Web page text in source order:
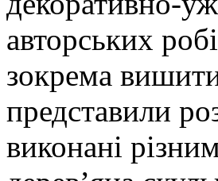
авторських
зокрема
представили
виконані